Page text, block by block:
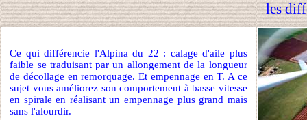
les
Ce qui différencie l'Alpina du 22 : calage d'aile plus
faible se traduisant par un allongement de la longueur
de décollage en remorquage. Et empennage en T. A ce
sujet vous améliorez son comportement à basse vitesse
en spirale en réalisant un empennage plus grand mais
sans l'alourdir.